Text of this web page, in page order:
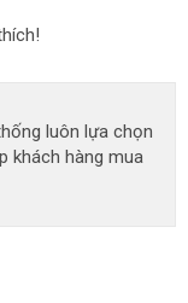
luôn lựa chọn
khách hàng mua